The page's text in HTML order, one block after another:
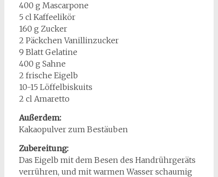
400 g Mascarpone
5 cl Kaffeelikör
160 g Zucker
2 Päckchen Vanillinzucker
9 Blatt Gelatine
400 g Sahne
2 frische Eigelb
10-15 Löffelbiskuits
2 cl Amaretto
Außerdem:
Kakaopulver zum Bestäuben
Zubereitung:
Das Eigelb mit dem Besen des Handrührgeräts
verrühren, und mit warmen Wasser schaumig